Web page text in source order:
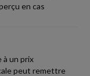
en cas
à un prix
peut remettre